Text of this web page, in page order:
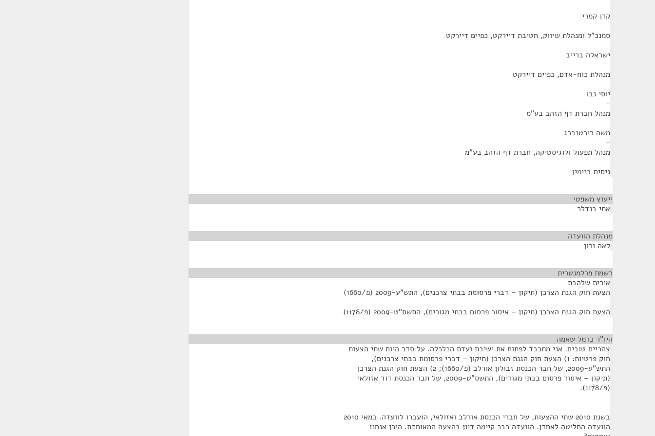
קרן קמרי
-
סמנכ"ל ומנהלת שיווק, חטיבת דיירקט, כפיים דיירקט
ישראלה ברייב
-
מנהלת כוח-אדם, כפיים דיירקט
יוסי נבו
-
מנהל חברת דף הזהב בע"מ
משה ריכטנברג
-
מנהל תפעול ולוגיסטיקה, חברת דף הזהב בע"מ
ניסים בנימין
ייעוץ משפטי
אתי בנדלר
מנהלת הוועדה
לאה ורון
רשמת פרלמנטרית
אירית שלהבת
הצעת חוק הגנת הצרכן (תיקון – דברי פרסומת בבתי צרכנים), התש"ע-2009 (פ/1660)
הצעת חוק הגנת הצרכן (תיקון – איסור פרסום בבתי מגורים), התשס"ט-2009 (פ/1178)
היו"ר כרמל שאמה
צהריים טובים. אני מתכבד לפתוח את ישיבת ועדת הכלכלה. על סדר היום שתי הצעות
חוק פרטיות: 1) הצעת חוק הגנת הצרכן (תיקון – דברי פרסומת בבתי צרכנים),
התש"ע-2009, של חבר הכנסת זבולון אורלב (פ/1660); 2) הצעת חוק הגנת הצרכן
(תיקון – איסור פרסום בבתי מגורים), התשס"ט-2009, של חבר הכנסת דוד אזולאי
(פ/1178).
בשנת 2010 שתי ההצעות, של חברי הכנסת אורלב ואזולאי, הועברו לוועדה. במאי 2010
הוועדה החליטה לאחדן. הוועדה כבר קיימה דיון בהצעה המאוחדת. היכן אנחנו